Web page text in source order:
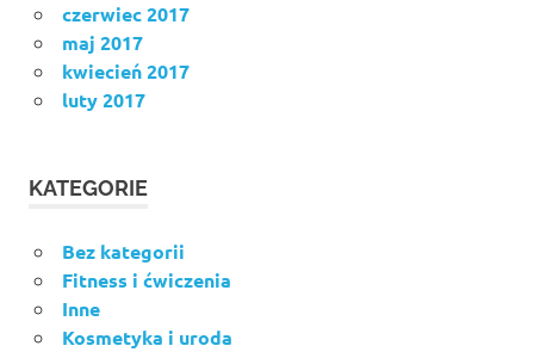
czerwiec 2017
maj 2017
kwiecień 2017
luty 2017
KATEGORIE
Bez kategorii
Fitness i ćwiczenia
Inne
Kosmetyka i uroda